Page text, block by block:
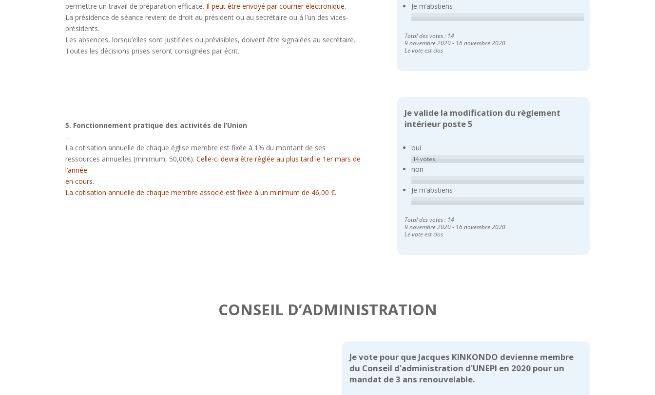
permettre un travail de préparation efficace. Il peut être envoyé par courrier électronique.
La présidence de séance revient de droit au président ou au secrétaire ou à l’un des vices-
présidents.
Les absences, lorsqu’elles sont justifiées ou prévisibles, doivent être signalées au secrétaire.
Toutes les décisions prises seront consignées par écrit.
Je m’abstiens
Total des votes : 14
9 novembre 2020- 16 novembre 2020
Le vote est clos
5. Fonctionnement pratique des activités de l’Union
…
La cotisation annuelle de chaque église membre est fixée à 1% du montant de ses
ressources annuelles (minimum, 50,00€).Celle-ci devra être réglée au plus tard le 1er mars de
l’année
en cours.
La cotisation annuelle de chaque membre associé est fixée à un minimum de 46,00 €.
Je valide la modification du règlement
intérieur poste 5
oui
14votes
non
Je m’abstiens
Total des votes : 14
9 novembre 2020- 16 novembre 2020
Le vote est clos
CONSEIL D’ADMINISTRATION
Je vote pour que Jacques KINKONDO devienne membre
du Conseil d'administration d'UNEPI en 2020 pour un
mandat de 3 ans renouvelable.